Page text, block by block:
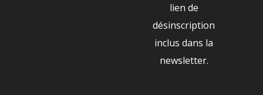
lien de
désinscription
inclus dans la
newsletter.